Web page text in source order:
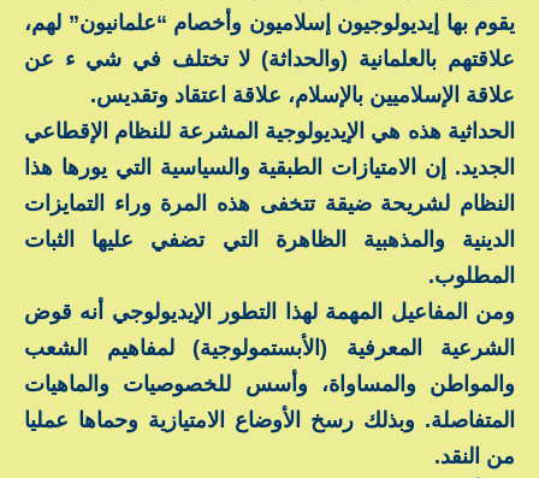
يقوم بها إيديولوجيون إسلاميون وأخصام “علمانيون” لهم،
علاقتهم بالعلمانية (والحداثة) لا تختلف في شي ء عن
علاقة الإسلاميين بالإسلام، علاقة اعتقاد وتقديس.
الحداثية هذه هي الإيديولوجية المشرعة للنظام الإقطاعي
الجديد. إن الامتيازات الطبقية والسياسية التي يورها هذا
النظام لشريحة ضيقة تتخفى هذه المرة وراء التمايزات
الدينية والمذهبية الظاهرة التي تضفي عليها الثبات
المطلوب.
ومن المفاعيل المهمة لهذا التطور الإيديولوجي أنه قوض
الشرعية المعرفية (الأبستمولوجية) لمفاهيم الشعب
والمواطن والمساواة، وأسس للخصوصيات والماهيات
المتفاصلة. وبذلك رسخ الأوضاع الامتيازية وحماها عمليا
من النقد.